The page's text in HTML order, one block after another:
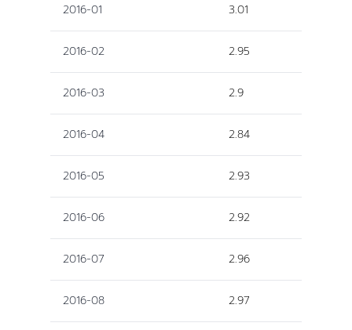
2016-01 3.01
2016-02 2.95
2016-03 2.9
2016-04 2.84
2016-05 2.93
2016-06 2.92
2016-07 2.96
2016-08 2.97